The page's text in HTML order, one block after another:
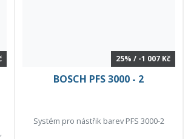
25% / -1 007 Kč
BOSCH PFS 3000 - 2
Systém pro nástřik barev PFS 3000-2